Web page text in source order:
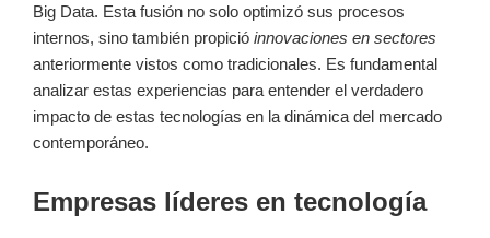
Big Data. Esta fusión no solo optimizó sus procesos
internos, sino también propició innovaciones en sectores
anteriormente vistos como tradicionales. Es fundamental
analizar estas experiencias para entender el verdadero
impacto de estas tecnologías en la dinámica del mercado
contemporáneo.
Empresas líderes en tecnología